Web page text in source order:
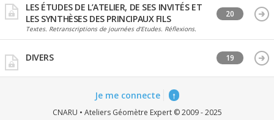
LES ÉTUDES DE L’ATELIER, DE SES INVITÉS ET
LES SYNTHÈSES DES PRINCIPAUX FILS
Textes. Retranscriptions de journées d’Etudes. Réflexions.
20
DIVERS 19
Je me connecte ↑
CNARU • Ateliers Géomètre Expert © 2009 - 2025